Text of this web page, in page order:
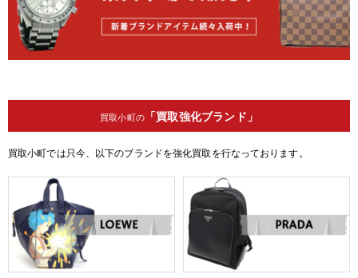
買取小町の「買取強化ブランド」
買取小町では只今、以下のブランドを強化買取を行なっております。